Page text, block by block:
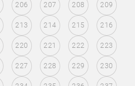
206 207 208 209
213 214 215 216
220 221 222 223
227 228 229 230